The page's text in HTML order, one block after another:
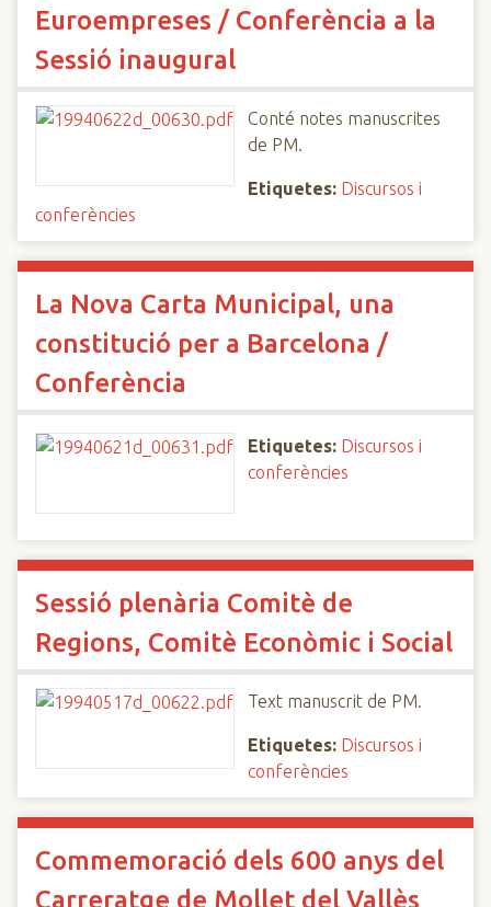
Euroempreses / Conferència a la
Sessió inaugural
Conté notes manuscrites
de PM.
Etiquetes: Discursos i
conferències
La Nova Carta Municipal, una
constitució per a Barcelona /
Conferència
Etiquetes: Discursos i
conferències
Sessió plenària Comitè de
Regions, Comitè Econòmic i Social
Text manuscrit de PM.
Etiquetes: Discursos i
conferències
Commemoració dels 600 anys del
Carreratge de Mollet del Vallès